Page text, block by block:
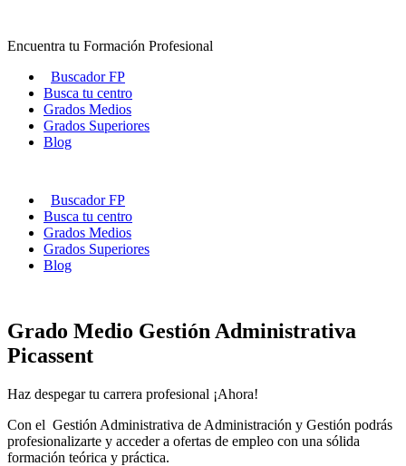
contenido
Encuentra tu Formación Profesional
Buscador FP
Busca tu centro
Grados Medios
Grados Superiores
Blog
Buscador FP
Busca tu centro
Grados Medios
Grados Superiores
Blog
Grado Medio Gestión Administrativa
Picassent
Haz despegar tu carrera profesional ¡Ahora!
Con el Gestión Administrativa de Administración y Gestión podrás
profesionalizarte y acceder a ofertas de empleo con una sólida
formación teórica y práctica.